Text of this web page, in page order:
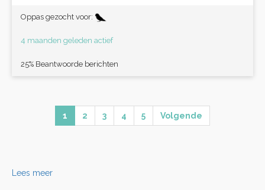
Oppas gezocht voor:
4 maanden geleden actief
25% Beantwoorde berichten
1 2 3 4 5 Volgende
Lees meer